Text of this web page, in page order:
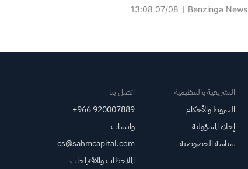
$101
Benzinga News
07/08 13:08
التشريعية والتنظيمية
الشروط والأحكام
إخلاء المسؤولية
سياسة الخصوصية
اتصل بنا
+966 920007889
واتساب
cs@sahmcapital.com
الملاحظات والاقتراحات